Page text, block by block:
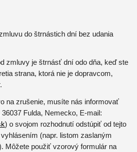
do štrnástich dní bez udania
zmluvy je štrnásť dní odo dňa, keď ste
strana, ktorá nie je dopravcom,
na zrušenie, musíte nás informovať
Fulda, Nemecko, E-mail:
) o svojom rozhodnutí odstúpiť od tejto
(napr. listom zaslaným
Môžete použiť vzorový formulár na